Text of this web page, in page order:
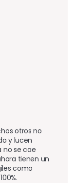
otros no
y lucen
no se cae
tienen un
como